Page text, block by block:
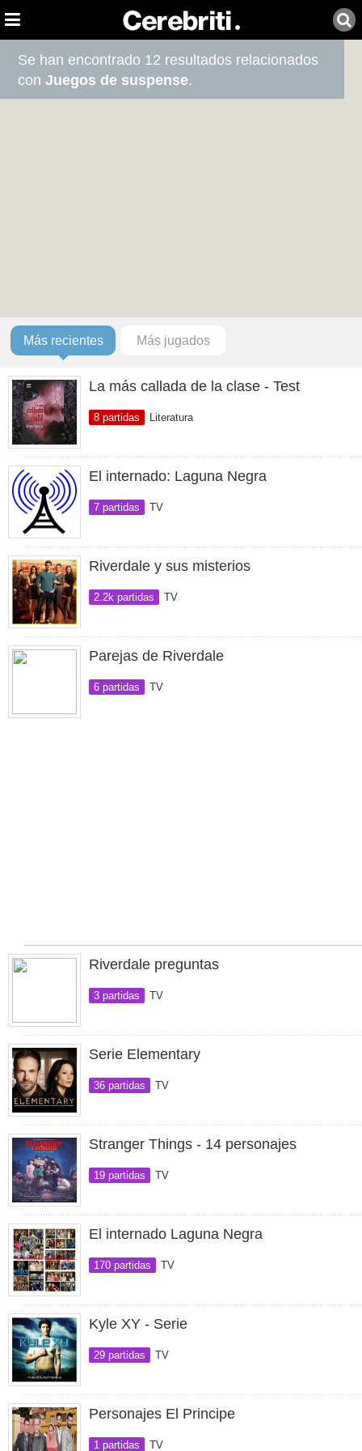
Se han encontrado 12 resultados relacionados
conJuegos de suspense.
Más recientes Más jugados
La más callada de la clase - Test
8 partidas Literatura
El internado: Laguna Negra
7 partidas TV
Riverdale y sus misterios
2.2k partidas TV
Parejas de Riverdale
6 partidas TV
Riverdale preguntas
3 partidas TV
Serie Elementary
36 partidas TV
Stranger Things - 14 personajes
19 partidas TV
El internado Laguna Negra
170 partidas TV
Kyle XY - Serie
29 partidas TV
Personajes El Principe
1 partidas TV